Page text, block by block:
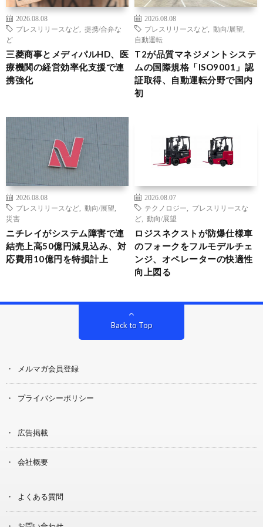
2026.08.08
プレスリリースなど
提携/合弁な
ど
三菱商事とメディパルHD、医
療機関の経営効率化支援で連
携強化
2026.08.08
プレスリリースなど
動向/展望
自動運転
T2が品質マネジメントシステ
ムの国際規格「ISO9001」認
証取得、自動運転分野で国内
初
2026.08.08
プレスリリースなど
動向/展望
災害
ニチレイがシステム障害で連
結売上高50億円減見込み、対
応費用10億円を特損計上
2026.08.07
テクノロジー
プレスリリースな
ど
動向/展望
ロジスネクストが防爆仕様車
のフォークをフルモデルチェ
ンジ、オペレーターの快適性
向上図る
Back to Top
メルマガ会員登録
プライバシーポリシー
広告掲載
会社概要
よくある質問